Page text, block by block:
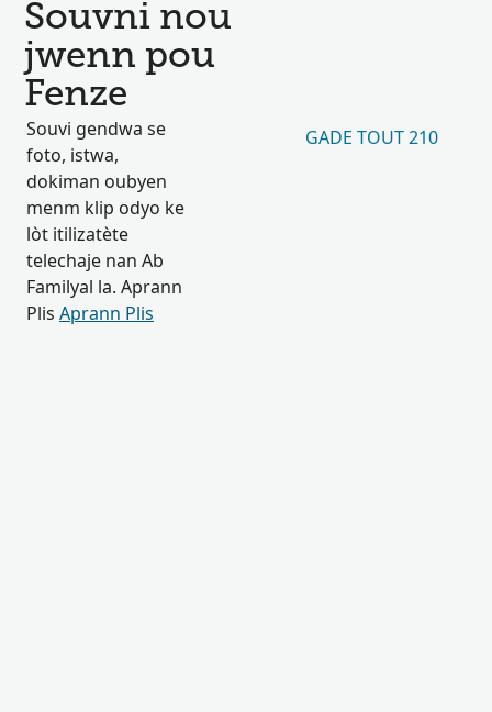
Souvni nou
jwenn pou
Fenze
Souvi gendwa se
foto, istwa,
dokiman oubyen
menm klip odyo ke
lòt itilizatète
telechaje nan Ab
Familyal la. Aprann
Plis Aprann Plis
GADE TOUT 210